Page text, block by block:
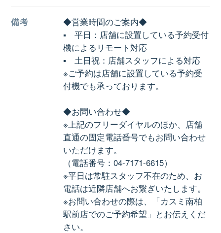
備考
◆営業時間のご案内◆
▪ 平日：店舗に設置している予約受付
機によるリモート対応
▪ 土日祝：店舗スタッフによる対応
※ご予約は店舗に設置している予約受
付機でも承っております。
◆お問い合わせ◆
※上記のフリーダイヤルのほか、店舗
直通の固定電話番号でもお問い合わせ
いただけます。
（電話番号：04-7171-6615）
※平日は常駐スタッフ不在のため、お
電話は近隣店舗へお繋ぎいたします。
※お問い合わせの際は、「カスミ南柏
駅前店でのご予約希望」とお伝えくだ
さい。